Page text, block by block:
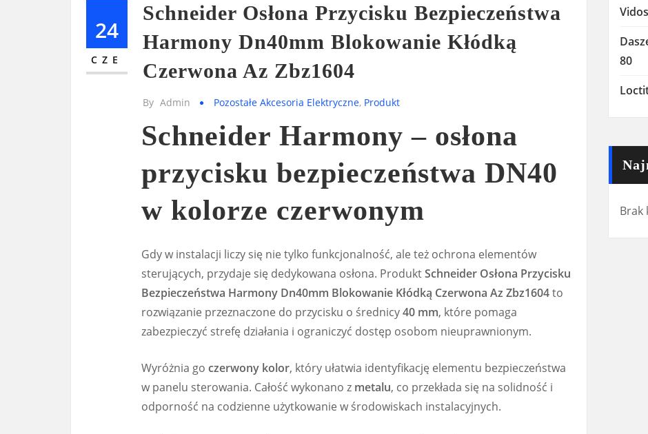
24
CZE
Schneider Osłona Przycisku Bezpieczeństwa
Harmony Dn40mm Blokowanie Kłódką
Czerwona Az Zbz1604
By Admin Pozostałe Akcesoria Elektryczne, Produkt
Schneider Harmony – osłona
przycisku bezpieczeństwa DN40
w kolorze czerwonym
Gdy w instalacji liczy się nie tylko funkcjonalność, ale też ochrona elementów
sterujących, przydaje się dedykowana osłona. ProduktSchneider Osłona Przycisku
Bezpieczeństwa Harmony Dn40mm Blokowanie Kłódką Czerwona Az Zbz1604to
rozwiązanie przeznaczone do przycisku o średnicy40 mm, które pomaga
zabezpieczyć strefę działania i ograniczyć dostęp osobom nieuprawnionym.
Wyróżnia go czerwony kolor, który ułatwia identyfikację elementu bezpieczeństwa
w panelu sterowania. Całość wykonano z metalu, co przekłada się na solidność i
odporność na codzienne użytkowanie w środowiskach instalacyjnych.
80
Brak